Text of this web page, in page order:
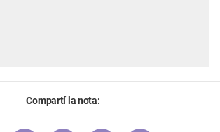
Compartí la nota: